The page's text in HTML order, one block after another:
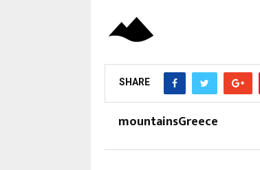
SHARE
mountainsGreece